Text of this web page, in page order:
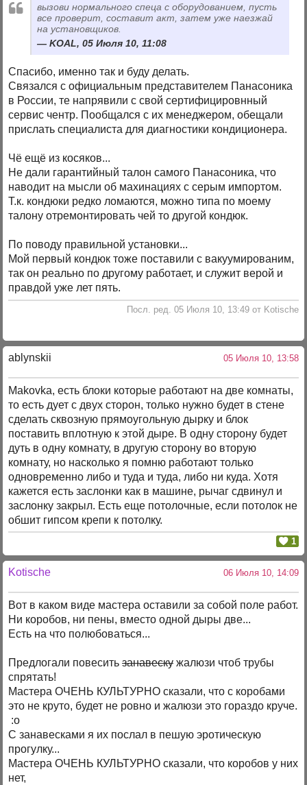
вызови нормального спеца с оборудованием, пусть
все проверит, составит акт, затем уже наезжай
на установщиков.
KOAL, 05 Июля 10, 11:08
Спасибо, именно так и буду делать.
Связался с официальным представителем Панасоника
в России, те напрявили с свой сертифицировнный
сервис чентр. Пообщался с их менеджером, обещали
прислать специалиста для диагностики кондиционера.
Чё ещё из косяков...
Не дали гарантийный талон самого Панасоника, что
наводит на мысли об махинациях с серым импортом.
Т.к. кондюки редко ломаются, можно типа по моему
талону отремонтировать чей то другой кондюк.
По поводу правильной установки...
Мой первый кондюк тоже поставили с вакуумированим,
так он реально по другому работает, и служит верой и
правдой уже лет пять.
Посл. ред. 05 Июля 10, 13:49 от Kotische
ablynskii 05 Июля 10, 13:58
Makovka, есть блоки которые работают на две комнаты,
то есть дует с двух сторон, только нужно будет в стене
сделать сквозную прямоугольную дырку и блок
поставить вплотную к этой дыре. В одну сторону будет
дуть в одну комнату, в другую сторону во вторую
комнату, но насколько я помню работают только
одновременно либо и туда и туда, либо ни куда. Хотя
кажется есть заслонки как в машине, рычаг сдвинул и
заслонку закрыл. Есть еще потолочные, если потолок не
обшит гипсом крепи к потолку.
1
Kotische 06 Июля 10, 14:09
Вот в каком виде мастера оставили за собой поле работ.
Ни коробов, ни пены, вместо одной дыры две...
Есть на что полюбоваться...
Предлогали повеситьзанавеску жалюзи чтоб трубы
спрятать!
Мастера ОЧЕНЬ КУЛЬТУРНО сказали, что с коробами
это не круто, будет не ровно и жалюзи это гораздо круче.
:o
С занавесками я их послал в пешую эротическую
прогулку...
Мастера ОЧЕНЬ КУЛЬТУРНО сказали, что коробов у них
нет,